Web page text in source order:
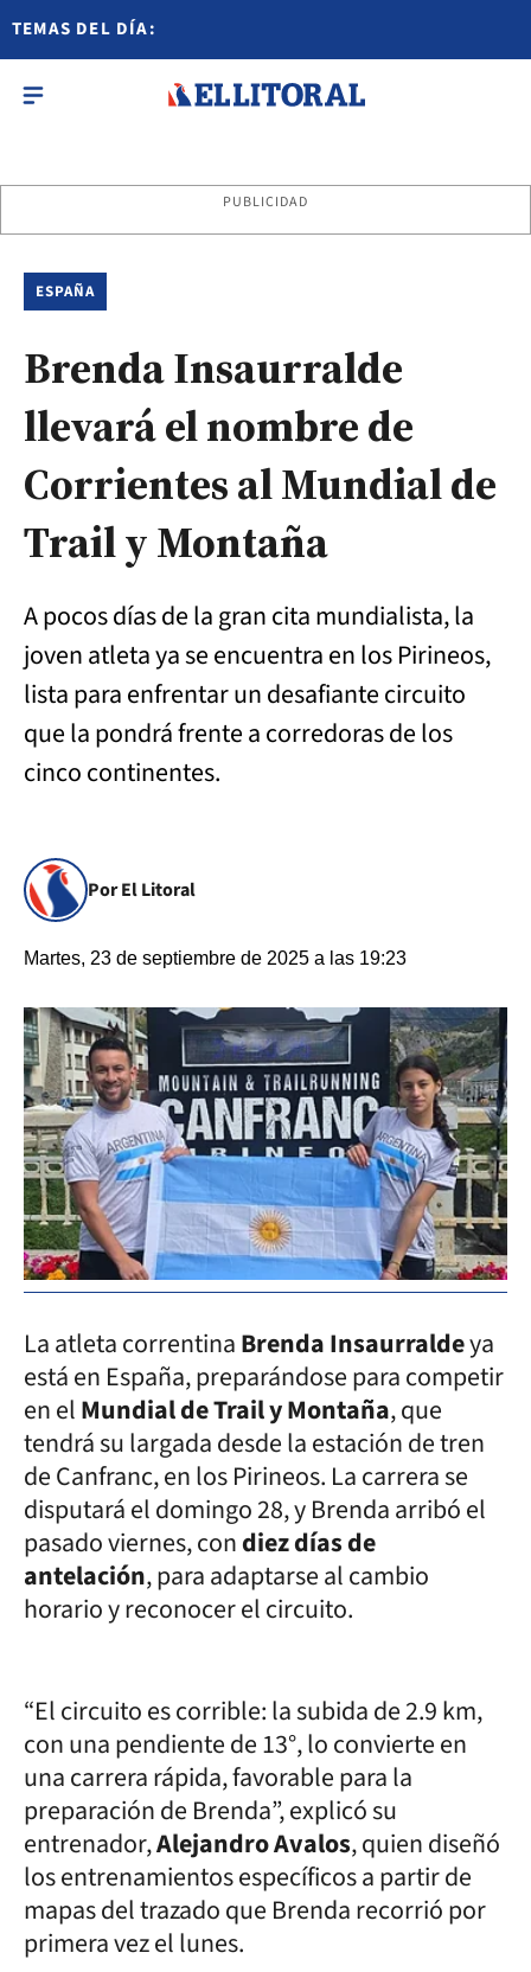
TEMAS DEL DÍA:
PUBLICIDAD
ESPAÑA
Brenda Insaurralde
llevará el nombre de
Corrientes al Mundial de
Trail y Montaña
A pocos días de la gran cita mundialista, la
joven atleta ya se encuentra en los Pirineos,
lista para enfrentar un desafiante circuito
que la pondrá frente a corredoras de los
cinco continentes.
Por El Litoral
Martes, 23 de septiembre de 2025 a las 19:23
La atleta correntinaBrenda Insaurraldeya
está en España, preparándose para competir
en elMundial de Trail y Montaña, que
tendrá su largada desde la estación de tren
de Canfranc, en los Pirineos. La carrera se
disputará el domingo 28, y Brenda arribó el
pasado viernes, condiez días de
antelación, para adaptarse al cambio
horario y reconocer el circuito.
“El circuito es corrible: la subida de 2.9 km,
con una pendiente de 13°, lo convierte en
una carrera rápida, favorable para la
preparación de Brenda”, explicó su
entrenador,Alejandro Avalos, quien diseñó
los entrenamientos específicos a partir de
mapas del trazado que Brenda recorrió por
primera vez el lunes.